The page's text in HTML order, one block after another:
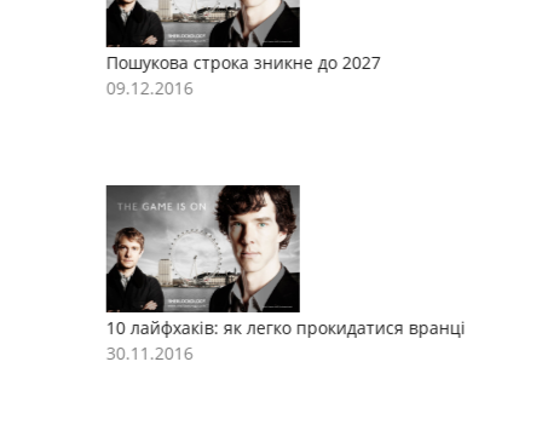
Пошукова строка зникне до 2027
09.12.2016
10 лайфхаків: як легко прокидатися вранці
30.11.2016